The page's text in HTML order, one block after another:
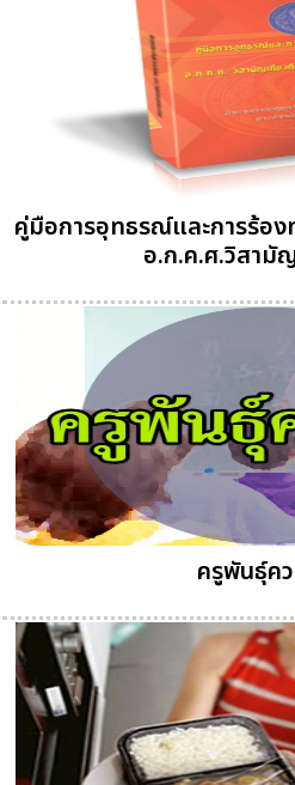
คู่มือการอุทธรณ์และการร้อ
อ.ก.ค.ศ.วิสามั
ครูพันธุ์ค